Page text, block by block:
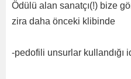
Ödülü alan sanatçı(!) bize
zira daha önceki klibinde
-pedofili unsurlar kullandığı